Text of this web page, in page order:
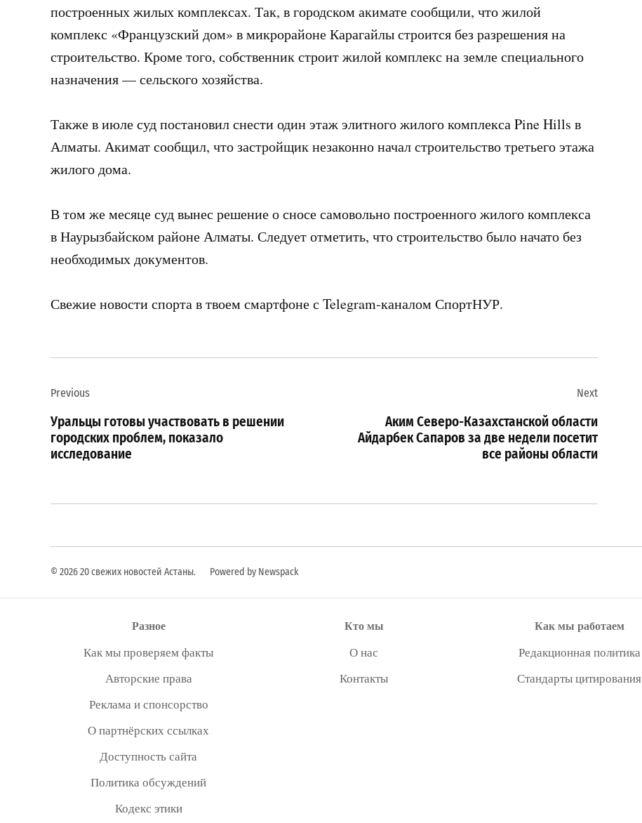
построенных жилых комплексах. Так, в городском акимате сообщили, что жилой
комплекс «Французский дом» в микрорайоне Карагайлы строится без разрешения на
строительство. Кроме того, собственник строит жилой комплекс на земле специального
назначения — сельского хозяйства.
Также в июле суд постановил снести один этаж элитного жилого комплекса Pine Hills в
Алматы. Акимат сообщил, что застройщик незаконно начал строительство третьего этажа
жилого дома.
В том же месяце суд вынес решение о сносе самовольно построенного жилого комплекса
в Наурызбайском районе Алматы. Следует отметить, что строительство было начато без
необходимых документов.
Свежие новости спорта в твоем смартфоне с Telegram-каналом СпортНУР.
по
записям
Previous
Уральцы готовы участвовать в решении
городских проблем, показало
исследование
Next
Аким Северо-Казахстанской области
Айдарбек Сапаров за две недели посетит
все районы области
© 2026 20 свежих новостей Астаны. Powered by Newspack
Разное
Как мы проверяем факты
Авторские права
Реклама и спонсорство
О партнёрских ссылках
Доступность сайта
Политика обсуждений
Кодекс этики
Кто мы
О нас
Контакты
Как мы работаем
Редакционная политика
Стандарты цитирования